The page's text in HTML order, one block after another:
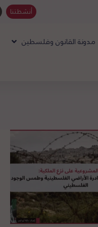
أنشطتنا
مدونة القانون وفلسطين